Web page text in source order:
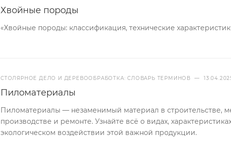
Хвойные породы
«Хвойные породы: классификация, технические
СТОЛЯРНОЕ ДЕЛО И ДЕРЕВООБРАБОТКА: СЛОВАРЬ ТЕРМИНОВ —
Пиломатериалы
Пиломатериалы — незаменимый материал в строительстве,
производстве и ремонте. Узнайте всё о видах,
экологическом воздействии этой важной продукции.